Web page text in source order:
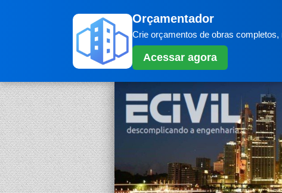
Orçamentador
Crie orçamentos de obras
Acessar agora